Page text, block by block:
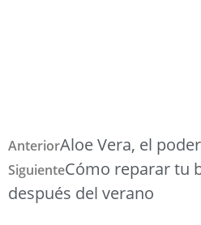
AnteriorAloe Vera, el
SiguienteCómo reparar tu
después del verano